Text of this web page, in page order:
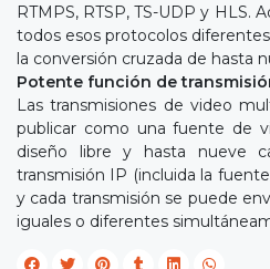
RTMPS, RTSP, TS-UDP y HLS.
todos esos protocolos
la conversión cruzada de hasta
Potente función de
Las transmisiones de video
publicar como una fuente de
diseño libre y hasta nueve
transmisión IP (incluida la
y cada transmisión se puede
iguales o diferentes